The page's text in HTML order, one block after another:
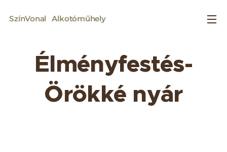
SzínVonal Alkotóműhely
Élményfestés-
Örökké nyár